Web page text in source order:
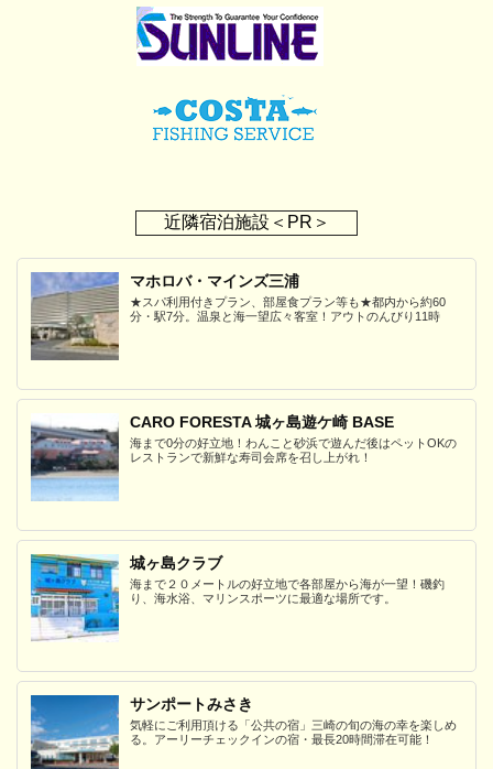
近隣宿泊施設＜PR＞
マホロバ・マインズ三浦
★スパ利用付きプラン、部屋食プラン等も★都内から約60
分・駅7分。温泉と海一望広々客室！アウトのんびり11時
CARO FORESTA 城ヶ島遊ケ崎 BASE
海まで0分の好立地！わんこと砂浜で遊んだ後はペットOKの
レストランで新鮮な寿司会席を召し上がれ！
城ヶ島クラブ
海まで２０メートルの好立地で各部屋から海が一望！磯釣
り、海水浴、マリンスポーツに最適な場所です。
サンポートみさき
気軽にご利用頂ける「公共の宿」三崎の旬の海の幸を楽しめ
る。アーリーチェックインの宿・最長20時間滞在可能！